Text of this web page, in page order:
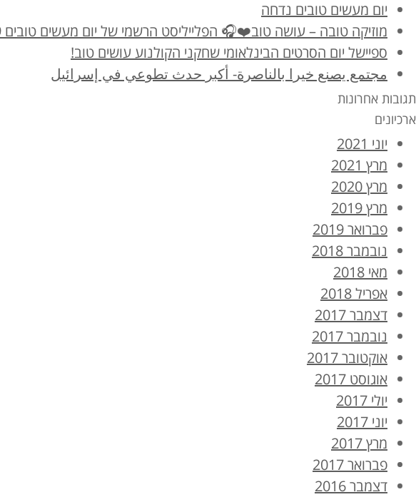
יום מעשים טובים נדחה
מוזיקה טובה – עושה טוב❤️🎧 הפלייליסט הרשמי של יום מעשים טובים 2019!
ספיישל יום הסרטים הבינלאומי שחקני הקולנוע עושים טוב!
مجتمع يصنع خيرا بالناصرة- أكبر حدث تطوعي في إسرائيل
תגובות אחרונות
ארכיונים
יוני 2021
מרץ 2021
מרץ 2020
מרץ 2019
פברואר 2019
נובמבר 2018
מאי 2018
אפריל 2018
דצמבר 2017
נובמבר 2017
אוקטובר 2017
אוגוסט 2017
יולי 2017
יוני 2017
מרץ 2017
פברואר 2017
דצמבר 2016